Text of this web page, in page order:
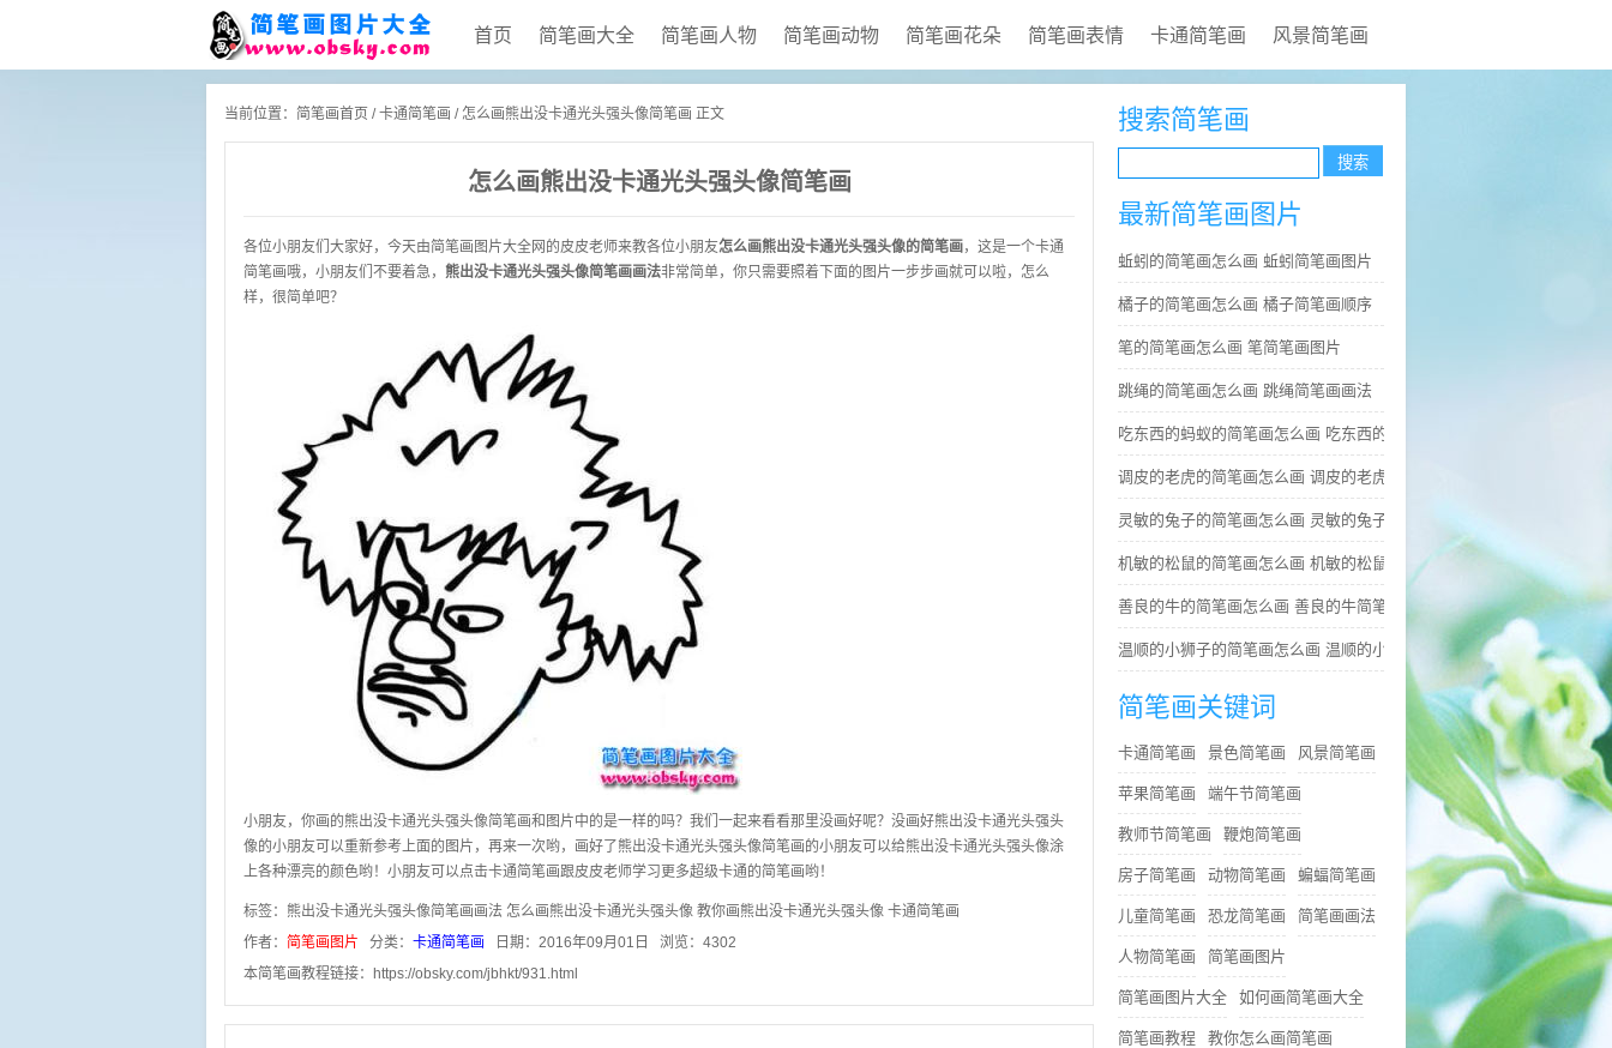
首页 简笔画大全 简笔画人物 简笔画动物 简笔画花朵 简笔画表情 卡通简笔画 风景简笔画
当前位置： 简笔画首页 /卡通简笔画 / 怎么画熊出没卡通光头强头像简笔画 正文
怎么画熊出没卡通光头强头像简笔画
各位小朋友们大家好，今天由简笔画 图片大全网的皮皮老师来教各位小朋友怎么画熊出没卡通光头强头像的简笔画，这是一个卡通
简笔画哦，小朋友们不要着急， 熊出没卡通光头强头像简笔画画法非常简单，你只需要照着下面的图片一步步画就可以啦，怎么
样，很简单吧？
小朋友，你画的熊出没卡通光头强头像简笔画和图片中的是一样的吗？我们一起来看看那里没画好呢？没画好熊出没卡通光头强头
像的小朋友可以重新参考上面的图片，再来一次哟，画好了熊出没卡通光头强头像简笔画的小朋友可以给熊出没卡通光头强头像涂
上各种漂亮的颜色哟！小朋友可以点击卡通简笔画跟皮皮老师学习更多超级卡通的简笔画哟！
标签： 熊出没卡通光头强头像简笔画画法 怎么画熊出没卡通光头强头像 教你画熊出没卡通光头强头像 卡通简笔画
作者： 简笔画图片 分类： 卡通简笔画 日期：2016年09月01日 浏览：4302
本简笔画教程链接：
https://obsky.com/jbhkt/931.html
搜索简笔画
最新简笔画图片
蚯蚓的简笔画怎么画 蚯蚓简笔画图片
橘子的简笔画怎么画 橘子简笔画顺序
笔的简笔画怎么画 笔简笔画图片
跳绳的简笔画怎么画 跳绳简笔画画法
吃东西的蚂蚁的简笔画怎么画 吃东西的蚂蚁简笔画好看
调皮的老虎的简笔画怎么画 调皮的老虎简笔画图片大全
灵敏的兔子的简笔画怎么画 灵敏的兔子简笔画步骤
机敏的松鼠的简笔画怎么画 机敏的松鼠简笔画简单又好看
善良的牛的简笔画怎么画 善良的牛简笔画简单
温顺的小狮子的简笔画怎么画 温顺的小狮子简笔画步骤
简笔画关键词
卡通简笔画 景色简笔画 风景简笔画
苹果简笔画 端午节简笔画
教师节简笔画 鞭炮简笔画
房子简笔画 动物简笔画 蝙蝠简笔画
儿童简笔画 恐龙简笔画 简笔画画法
人物简笔画 简笔画图片
简笔画图片大全 如何画简笔画大全
简笔画教程 教你怎么画简笔画